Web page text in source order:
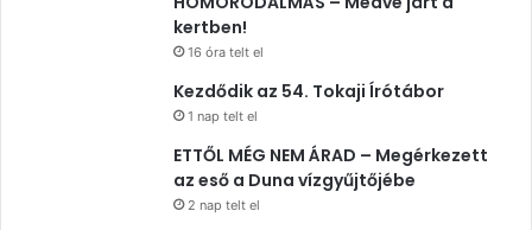
kertben!
16 óra telt el
Kezdődik az 54. Tokaji Írótábor
1 nap telt el
ETTŐL MÉG NEM ÁRAD – Megérkezett
az eső a Duna vízgyűjtőjébe
2 nap telt el